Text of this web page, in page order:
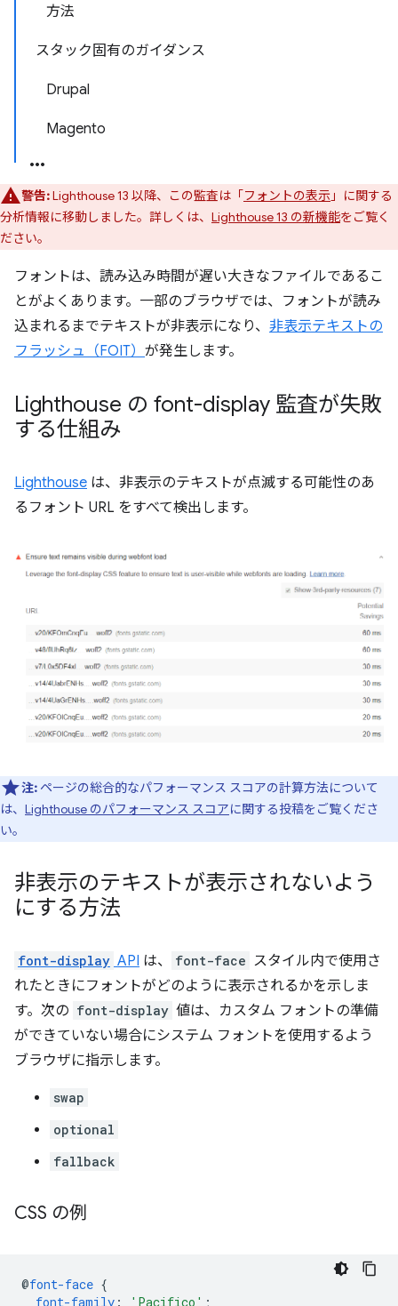
方法
スタック固有のガイダンス
Drupal
Magento
警告:Lighthouse 13 以降、この監査は「フォントの表示 」に関する
分析情報に移動しました。詳しくは、 Lighthouse 13 の新機能をご覧く
ださい。
フォントは、読み込み時間が遅い大きなファイルであるこ
とがよくあります。一部のブラウザでは、フォントが読み
込まれるまでテキストが非表示になり、 非表示テキストの
フラッシュ（FOIT） が発生します。
Lighthouse の font-display 監査が失敗
する仕組み
Lighthouse は、非表示のテキストが点滅する可能性のあ
るフォント URL をすべて検出します。
注: ページの総合的なパフォーマンス スコアの計算方法について
は、 Lighthouse のパフォーマンス スコアに関する投稿をご覧くださ
い。
非表示のテキストが表示されないよう
にする方法
font-display API は、 font-face スタイル内で使用さ
れたときにフォントがどのように表示されるかを示しま
す。次の font-display 値は、カスタム フォントの準備
ができていない場合にシステム フォントを使用するよう
ブラウザに指示します。
swap
optional
fallback
CSS の例
@font-face {
font-family : 'Pacifico' ;